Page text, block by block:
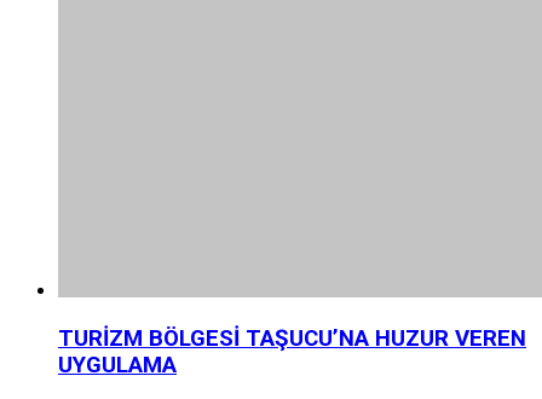
TURİZM BÖLGESİ TAŞUCU’NA HUZUR VEREN
UYGULAMA